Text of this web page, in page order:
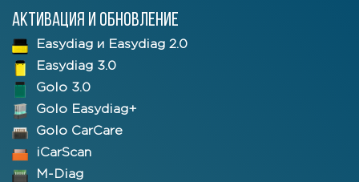
Активация и обновление
Easydiag и Easydiag 2.0
Easydiag 3.0
Golo 3.0
Golo Easydiag+
Golo CarCare
iCarScan
M-Diag